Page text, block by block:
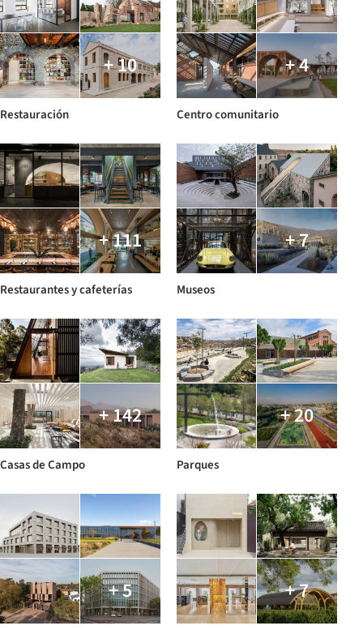
+ 10
Restauración
+ 4
Centro comunitario
+ 111
Restaurantes y cafeterías
+ 7
Museos
+ 142
Casas de Campo
+ 20
Parques
+ 5 + 7